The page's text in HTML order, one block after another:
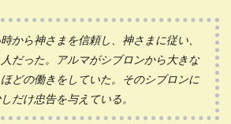
から神さまを信頼し、神さまに従い、
だった。アルマがシブロンから大きな
どの働きをしていた。そのシブロンに
だけ忠告を与えている。